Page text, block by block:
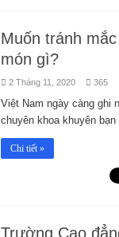
Muốn tránh
món gì?
2 Tháng 11, 2020 365
Việt Nam ngày càng ghi
chuyên khoa khuyên bạn
Chi tiết »
Trường Cao